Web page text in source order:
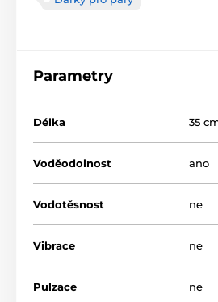
Parametry
Délka 35
Voděodolnost ano
Vodotěsnost ne
Vibrace ne
Pulzace ne